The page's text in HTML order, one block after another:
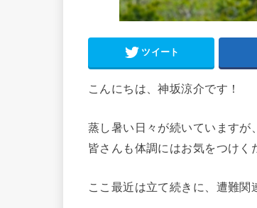
ツイート
こんにちは、神坂涼介です！
蒸し暑い日々が続いていますが
皆さんも体調にはお気をつけく
ここ最近は立て続きに、遭難関